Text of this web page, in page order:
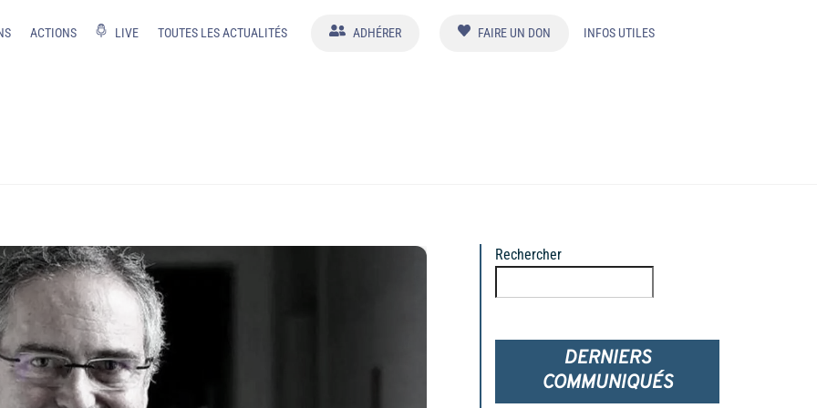
ACTIONS LIVE TOUTES LES ACTUALITÉS ADHÉRER FAIRE UN DON INFOS UTILES
Rechercher
DERNIERS
COMMUNIQUÉS